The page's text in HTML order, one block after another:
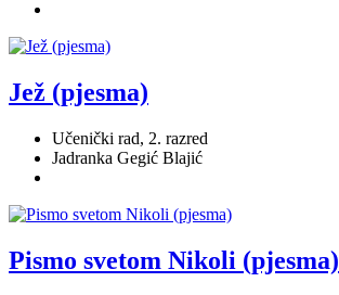
Jež (pjesma)
Učenički rad, 2. razred
Jadranka Gegić Blajić
Pismo svetom Nikoli (pjesma)